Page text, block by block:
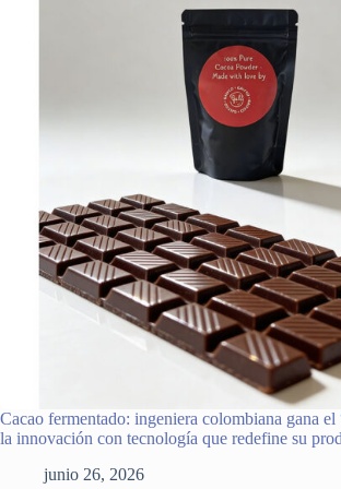
Cacao fermentado: ingeniera colombiana gana el
la innovación con tecnología que redefine su
junio 26, 2026